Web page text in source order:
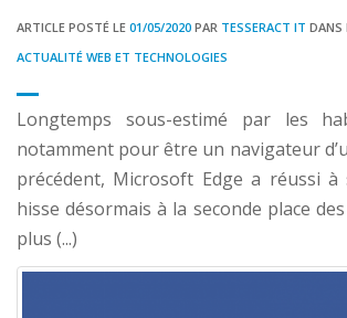
ARTICLE POSTÉ LE 01/05/2020 PAR TESSERACT IT DANS
ACTUALITÉ WEB ET TECHNOLOGIES
Longtemps sous-estimé par les
notamment pour être un navigateur
précédent, Microsoft Edge a réussi à
hisse désormais à la seconde place
plus (...)